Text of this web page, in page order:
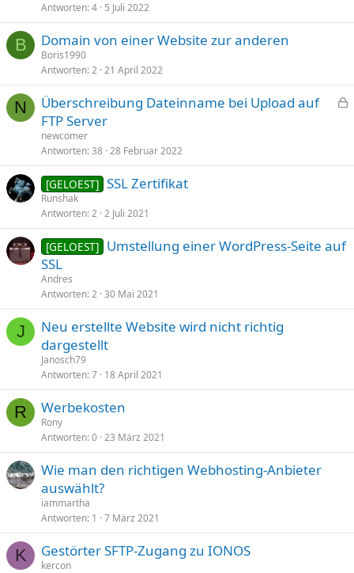
Antworten 4 5 Juli 2022
B Domain von einer Website zur anderen
Boris1990
Antworten 2 21 April 2022
N
e
Überschreibung Dateinname bei Upload auf
FTP Server
newcomer
Antworten 38 28 Februar 2022
[GELOEST] SSL Zertifikat
Runshak
Antworten 2 2 Juli 2021
[GELOEST] Umstellung einer WordPress-Seite auf
SSL
Andres
Antworten 2 30 Mai 2021
J
Neu erstellte Website wird nicht richtig
dargestellt
Janosch79
Antworten 7 18 April 2021
R Werbekosten
Rony
Antworten 0 23 März 2021
Wie man den richtigen Webhosting-Anbieter
auswählt?
iammartha
Antworten 1 7 März 2021
K Gestörter SFTP-Zugang zu IONOS
kercon